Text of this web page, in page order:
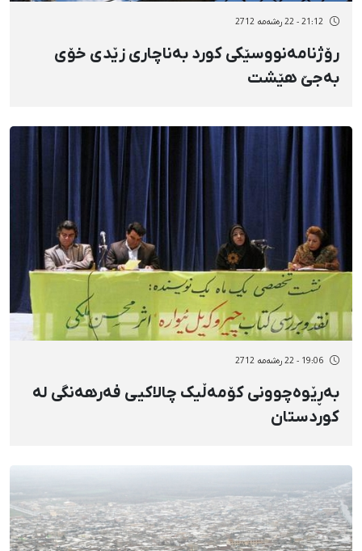
21:12 - 22 رەشەمه 2712
رۆژنامەنووسێکی کورد بەناچاری زێدی خۆی
بەجێ هێشت
19:06 - 22 رەشەمه 2712
بەڕێوەچوونی کۆمەڵیک چالاکیی فەرهەنگی لە
کوردستان